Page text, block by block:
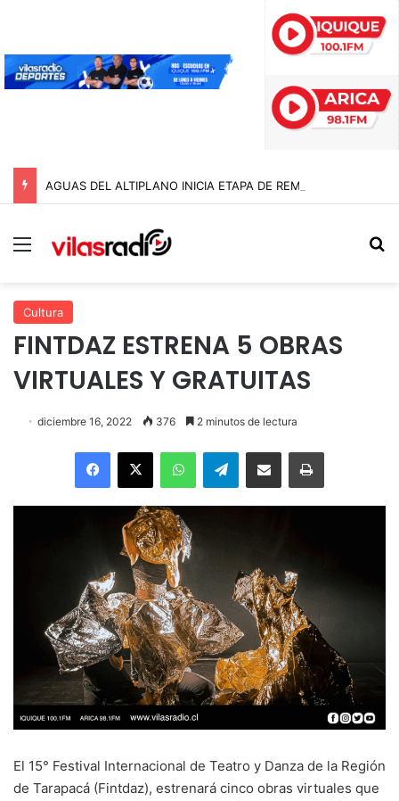
Menú
Cultura
FINTDAZ ESTRENA 5 OBRAS
VIRTUALES Y GRATUITAS
diciembre 16, 2022 376 2 minutos de lectura
Facebook
X WhatsAppTelegramEnviar vía email Imprimir
El 15° Festival Internacional de Teatro y Danza de la Región
de Tarapacá (Fintdaz), estrenará cinco obras virtuales que